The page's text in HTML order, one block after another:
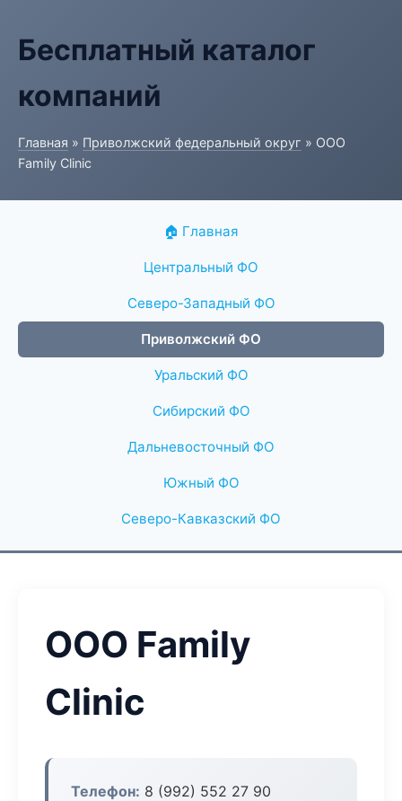
Бесплатный каталог
компаний
Главная » Приволжский федеральный округ » ООО
Family Clinic
🏠 Главная
Центральный ФО
Северо-Западный ФО
Приволжский ФО
Уральский ФО
Сибирский ФО
Дальневосточный ФО
Южный ФО
Северо-Кавказский ФО
ООО Family
Clinic
Телефон: 8 (992) 552 27 90